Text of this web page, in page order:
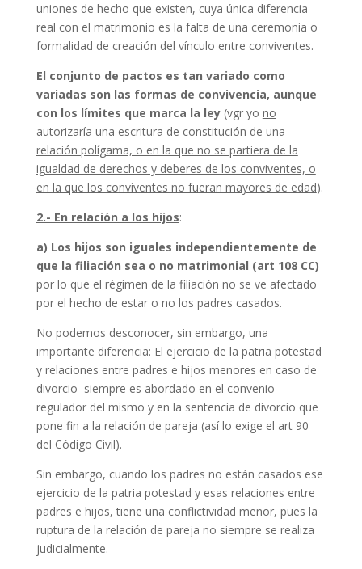
uniones de hecho que existen, cuya única diferencia
real con el matrimonio es la falta de una ceremonia o
formalidad de creación del vínculo entre conviventes.
El conjunto de pactos es tan variado como
variadas son las formas de convivencia, aunque
con los límites que marca la ley(vgr yo no
autorizaría una escritura de constitución de una
relación polígama, o en la que no se partiera de la
igualdad de derechos y deberes de los conviventes, o
en la que los conviventes no fueran mayores de edad).
2.- En relación a los hijos:
a) Los hijos son iguales independientemente de
que la filiación sea o no matrimonial (art 108 CC)
por lo que el régimen de la filiación no se ve afectado
por el hecho de estar o no los padres casados.
No podemos desconocer, sin embargo, una
importante diferencia: El ejercicio de la patria potestad
y relaciones entre padres e hijos menores en caso de
divorcio siempre es abordado en el convenio
regulador del mismo y en la sentencia de divorcio que
pone fin a la relación de pareja (así lo exige el art 90
del Código Civil).
Sin embargo, cuando los padres no están casados ese
ejercicio de la patria potestad y esas relaciones entre
padres e hijos, tiene una conflictividad menor, pues la
ruptura de la relación de pareja no siempre se realiza
judicialmente.